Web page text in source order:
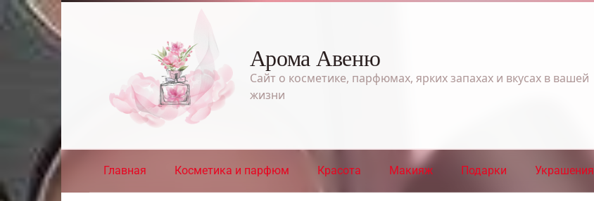
Перейти
к
контенту
Арома Авеню
Сайт о косметике, парфюмах, ярких запахах и вкусах в вашей
жизни
Главная Косметика и парфюм Красота Макияж Подарки Украшения